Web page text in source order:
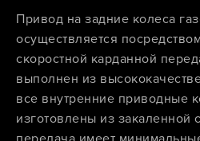
Привод на задние колеса
осуществляется
скоростной карданной
выполнен из
все внутренние приводные
изготовлены из закаленной